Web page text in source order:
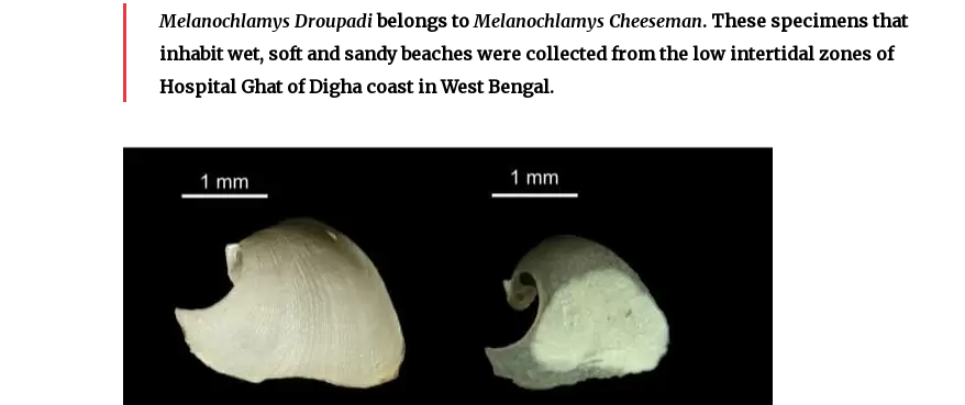
Melanochlamys Droupadibelongs to Melanochlamys Cheeseman. These specimens that
inhabit wet, soft and sandy beaches were collected from the low intertidal zones of
Hospital Ghat of Digha coast in West Bengal.